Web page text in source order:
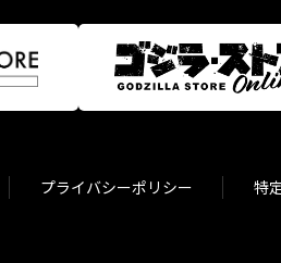
プライバシーポリシー 特